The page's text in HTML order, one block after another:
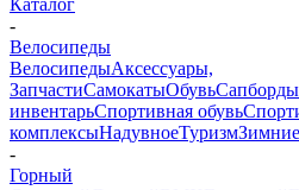
-
Велосипеды
ВелосипедыАксессуары,
ЗапчастиСамокатыОбувьСапборды
инвентарьСпортивная обувь
комплексыНадувноеТуризм
-
Горный